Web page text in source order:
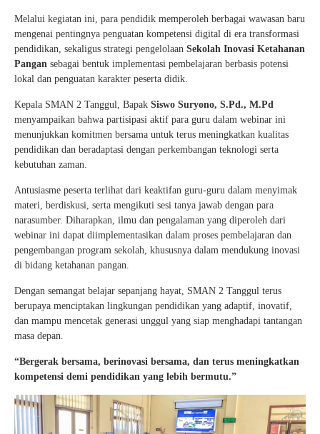
Melalui kegiatan ini, para pendidik memperoleh berbagai wawasan baru
mengenai pentingnya penguatan kompetensi digital di era transformasi
pendidikan, sekaligus strategi pengelolaan Sekolah Inovasi Ketahanan
Pangan sebagai bentuk implementasi pembelajaran berbasis potensi
lokal dan penguatan karakter peserta didik.
Kepala SMAN 2 Tanggul, Bapak Siswo Suryono, S.Pd., M.Pd
menyampaikan bahwa partisipasi aktif para guru dalam webinar ini
menunjukkan komitmen bersama untuk terus meningkatkan kualitas
pendidikan dan beradaptasi dengan perkembangan teknologi serta
kebutuhan zaman.
Antusiasme peserta terlihat dari keaktifan guru-guru dalam menyimak
materi, berdiskusi, serta mengikuti sesi tanya jawab dengan para
narasumber. Diharapkan, ilmu dan pengalaman yang diperoleh dari
webinar ini dapat diimplementasikan dalam proses pembelajaran dan
pengembangan program sekolah, khususnya dalam mendukung inovasi
di bidang ketahanan pangan.
Dengan semangat belajar sepanjang hayat, SMAN 2 Tanggul terus
berupaya menciptakan lingkungan pendidikan yang adaptif, inovatif,
dan mampu mencetak generasi unggul yang siap menghadapi tantangan
masa depan.
“Bergerak bersama, berinovasi bersama, dan terus meningkatkan
kompetensi demi pendidikan yang lebih bermutu.”